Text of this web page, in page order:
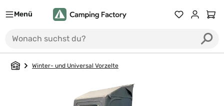
Menü Du hast 0
Winter- und Universal Vorzelte